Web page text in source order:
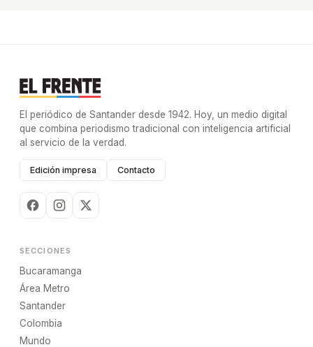
El periódico de Santander desde 1942. Hoy, un medio digital
que combina periodismo tradicional con inteligencia artificial
al servicio de la verdad.
Edición impresa Contacto
SECCIONES
Bucaramanga
Área Metro
Santander
Colombia
Mundo